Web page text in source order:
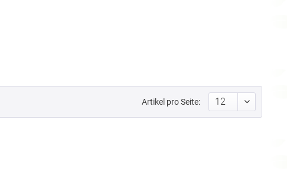
Artikel pro Seite: